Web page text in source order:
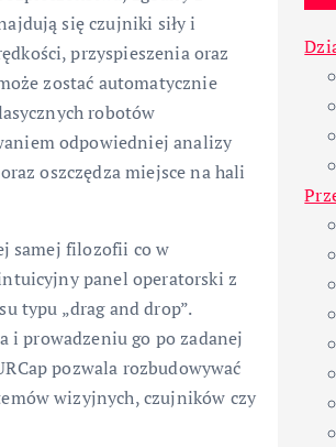
się czujniki siły i
przyspieszenia oraz
zostać automatycznie
robotów
odpowiedniej analizy
oszczędza miejsce na hali
samej filozofii co w
panel operatorski z
typu „drag and drop”.
i prowadzeniu go po zadanej
pozwala rozbudowywać
wizyjnych, czujników czy